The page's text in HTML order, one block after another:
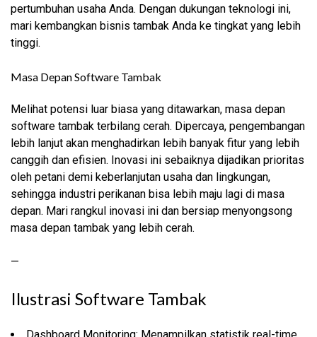
pertumbuhan usaha Anda. Dengan dukungan teknologi ini,
mari kembangkan bisnis tambak Anda ke tingkat yang lebih
tinggi.
Masa Depan Software Tambak
Melihat potensi luar biasa yang ditawarkan, masa depan
software tambak terbilang cerah. Dipercaya, pengembangan
lebih lanjut akan menghadirkan lebih banyak fitur yang lebih
canggih dan efisien. Inovasi ini sebaiknya dijadikan prioritas
oleh petani demi keberlanjutan usaha dan lingkungan,
sehingga industri perikanan bisa lebih maju lagi di masa
depan. Mari rangkul inovasi ini dan bersiap menyongsong
masa depan tambak yang lebih cerah.
—
Ilustrasi Software Tambak
Dashboard Monitoring: Menampilkan statistik real-time